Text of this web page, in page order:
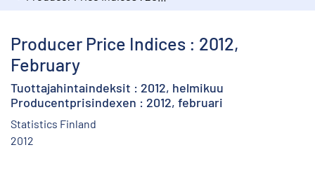
Producer Price Indices : 2012,
February
Tuottajahintaindeksit : 2012, helmikuu
Producentprisindexen : 2012, februari
Statistics Finland
2012